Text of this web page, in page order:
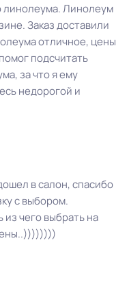
линолеума. Линолеум
Заказ доставили
отличное, цены
подсчитать
за что я ему
недорогой и
в салон, спасибо
с выбором.
чего выбрать на